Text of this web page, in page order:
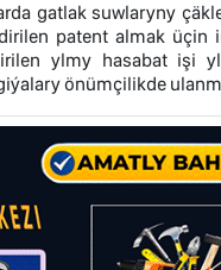
gatlak suwlaryny
patent almak
ylmy hasabat işi
önümçilikde